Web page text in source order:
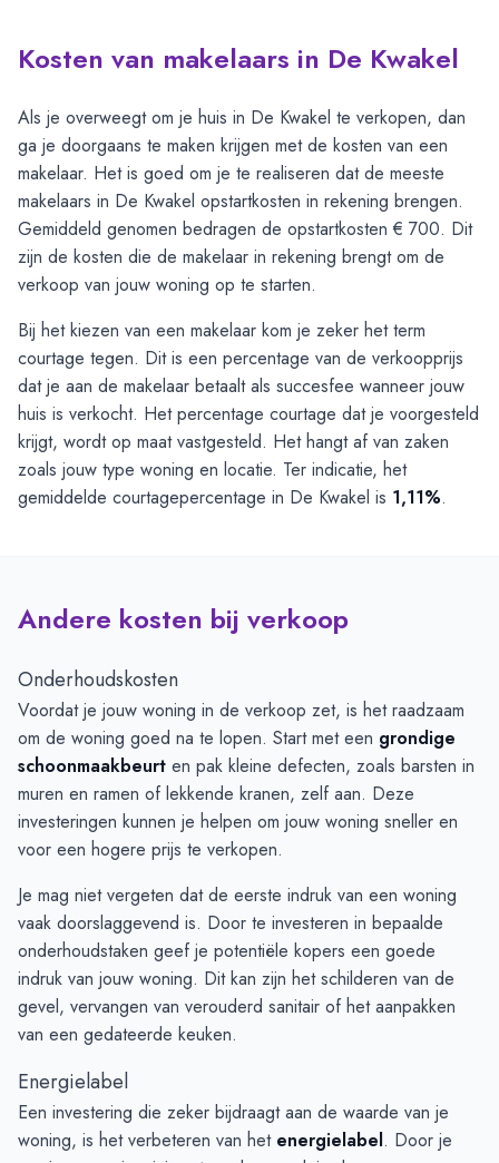
Kosten van makelaars in De Kwakel
Als je overweegt om je huis in De Kwakel te verkopen, dan
ga je doorgaans te maken krijgen met de kosten van een
makelaar. Het is goed om je te realiseren dat de meeste
makelaars in De Kwakel opstartkosten in rekening brengen.
Gemiddeld genomen bedragen de opstartkosten € 700. Dit
zijn de kosten die de makelaar in rekening brengt om de
verkoop van jouw woning op te starten.
Bij het kiezen van een makelaar kom je zeker het term
courtage tegen. Dit is een percentage van de verkoopprijs
dat je aan de makelaar betaalt als succesfee wanneer jouw
huis is verkocht. Het percentage courtage dat je voorgesteld
krijgt, wordt op maat vastgesteld. Het hangt af van zaken
zoals jouw type woning en locatie. Ter indicatie, het
gemiddelde courtagepercentage in De Kwakel is 1,11%.
Andere kosten bij verkoop
Onderhoudskosten
Voordat je jouw woning in de verkoop zet, is het raadzaam
om de woning goed na te lopen. Start met een grondige
schoonmaakbeurt en pak kleine defecten, zoals barsten in
muren en ramen of lekkende kranen, zelf aan. Deze
investeringen kunnen je helpen om jouw woning sneller en
voor een hogere prijs te verkopen.
Je mag niet vergeten dat de eerste indruk van een woning
vaak doorslaggevend is. Door te investeren in bepaalde
onderhoudstaken geef je potentiële kopers een goede
indruk van jouw woning. Dit kan zijn het schilderen van de
gevel, vervangen van verouderd sanitair of het aanpakken
van een gedateerde keuken.
Energielabel
Een investering die zeker bijdraagt aan de waarde van je
woning, is het verbeteren van het energielabel. Door je